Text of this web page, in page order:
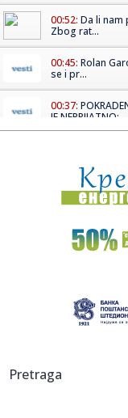
00:52: Da li nam
Zbog rat...
00:45: Rolan
se i pr...
00:37:
JE NEPRIJATNO: ...
00:21:Tanjga
minuta, prav...
00:18:Horor u
dela na...
00:10:BRANKO
Zvezdinog ...
Pretraga